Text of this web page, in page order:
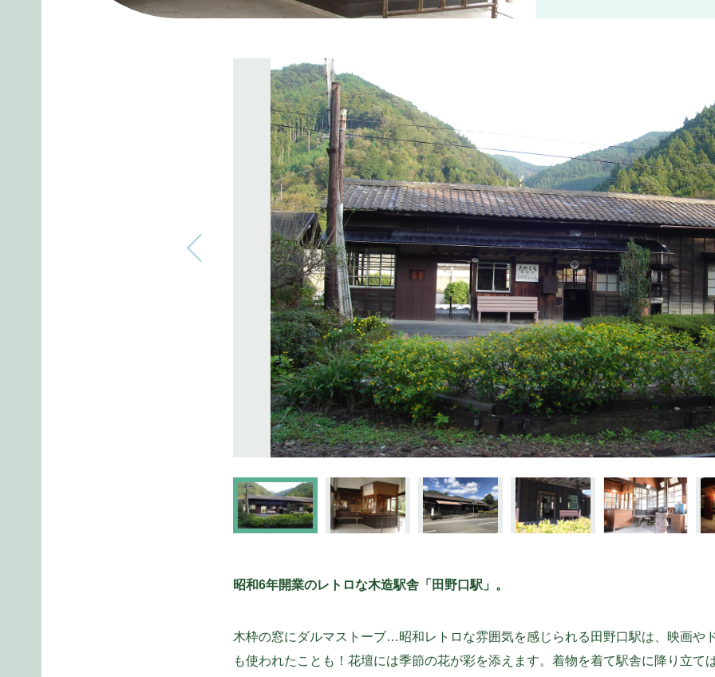
昭和6年開業のレトロな木造駅舎「田野口駅」。
木枠の窓にダルマストーブ…昭和レトロな雰囲気を感じられる田野口駅は、映画や
も使われたことも！花壇には季節の花が彩を添えます。着物を着て駅舎に降り立て